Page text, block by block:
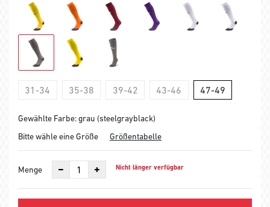
31-34 35-38 39-42 43-46 47-49
Gewählte Farbe: grau (steelgrayblack)
Bitte wähle eine Größe
Größentabelle
Menge Nicht länger verfügbar